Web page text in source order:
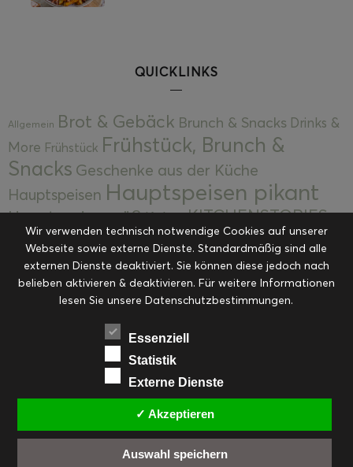
QUICKLINKS
Allgemein Brot & Gebäck Brunch & Snacks Drinks &
More Frühstück Frühstück, Brunch &
Snacks Geschenke aus der Küche
Hauptspeisen Hauptspeisen pikant
Hauptspeisen süßKekseKITCHENSTORIES
Kuchen, Torten & Desserts Kuchen und
Desserts Kulinarik Kulinarische Mitbringsel &
Eingemachtes Ohne Kategorie Ostern Resteküche
RezepteSaisonalSliderStartseite
Suppen, Salate & Vorspeisen
Vorspeisen, Salate & Suppen
Weihnachten Workshops & Events
Wir verwenden technisch notwendige Cookies auf unserer
Webseite sowie externe Dienste. Standardmäßig sind alle
externen Dienste deaktiviert. Sie können diese jedoch nach
belieben aktivieren & deaktivieren. Für weitere Informationen
lesen Sie unsere Datenschutzbestimmungen.
Essenziell
Statistik
Externe Dienste
✓ Akzeptieren
Auswahl speichern